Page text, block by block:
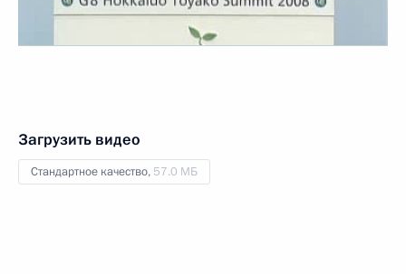
Загрузить видео
Стандартное качество, 57.0 МБ